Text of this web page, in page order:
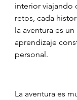
interior viajando
retos, cada
la aventura es
aprendizaje
personal.
La aventura es